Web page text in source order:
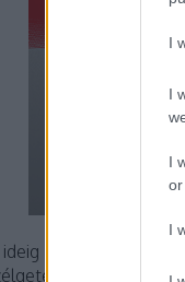
I
I
I
or
I
a segítségére
folytattunk a